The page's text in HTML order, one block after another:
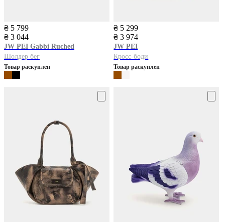
₴ 5 799
₴ 3 044
JW PEI Gabbi Ruched
Шолдер бег
Товар раскуплен
₴ 5 299
₴ 3 974
JW PEI
Кросс-боди
Товар раскуплен